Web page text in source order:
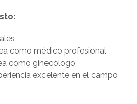
como médico profesional
como ginecólogo
excelente en el campo